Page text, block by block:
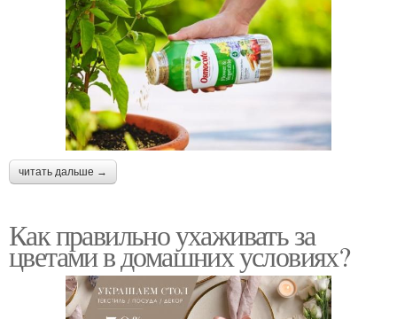
читать дальше →
Как правильно ухаживать за
цветами в домашних условиях?